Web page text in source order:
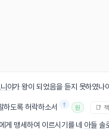
야가 왕이 되었음을 듣지 못하였나
하도록 허락하소서 † 원 📑
에게 맹세하여 이르시기를 네 아들 솔